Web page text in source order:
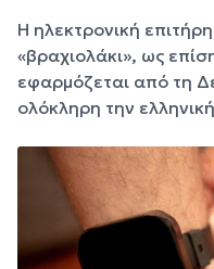
Η ηλεκτρονική
«βραχιολάκι», ως
εφαρμόζεται από τη
ολόκληρη την